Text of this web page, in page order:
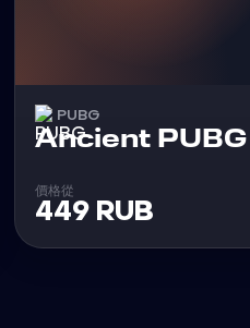
PUBG
Ancient PUBG
價格從
449 RUB